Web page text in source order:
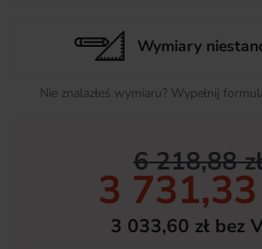
Wymiary
Nie znalazłeś wymiaru? Wypełnij
6 218,88
3 731,33
3 033,60 zł bez